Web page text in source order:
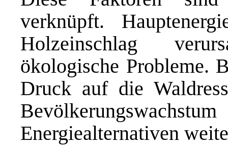
verknüpft.
Holzeinschlag
ökologische Probleme.
Druck auf die
Energiealternativen